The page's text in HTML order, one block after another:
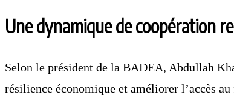
Une dynamique de coopération
Selon le président de la BADEA, Abdullah
résilience économique et améliorer l’accès